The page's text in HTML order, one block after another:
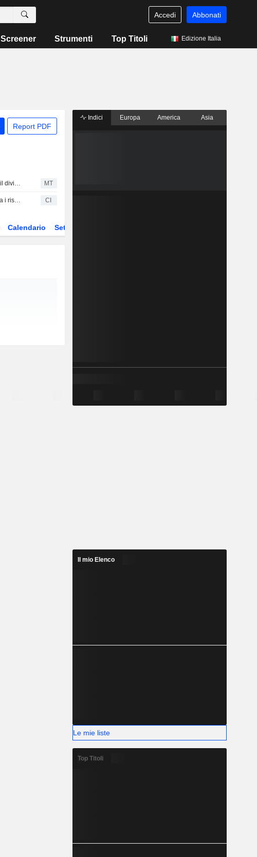
Accedi Abbonati
Screener Strumenti Top Titoli Edizione Italia
Report PDF
Cass Information Systems mantiene il dividendo trimestrale a 0,32 USD per azione, in pagamento il 14 settembre per gli azionisti registrati al 4 settembre MT
Cass Information Systems, Inc. riporta i risultati degli utili per il secondo trimestre e per il semestre conclusosi il 30 giugno 2026 CI
Calendario Settore
Indici Europa America Asia
Il mio Elenco
Le mie liste
Top Titoli